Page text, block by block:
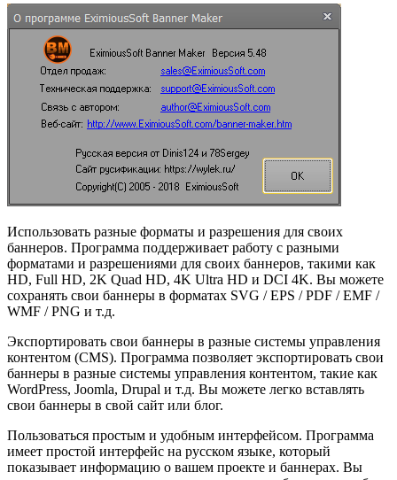
Использовать разные форматы и разрешения для своих
баннеров. Программа поддерживает работу с разными
форматами и разрешениями для своих баннеров, такими как
HD, Full HD, 2K Quad HD, 4K Ultra HD и DCI 4K. Вы можете
сохранять свои баннеры в форматах SVG / EPS / PDF / EMF /
WMF / PNG и т.д.
Экспортировать свои баннеры в разные системы управления
контентом (CMS). Программа позволяет экспортировать свои
баннеры в разные системы управления контентом, такие как
WordPress, Joomla, Drupal и т.д. Вы можете легко вставлять
свои баннеры в свой сайт или блог.
Пользоваться простым и удобным интерфейсом. Программа
имеет простой интерфейс на русском языке, который
показывает информацию о вашем проекте и баннерах. Вы